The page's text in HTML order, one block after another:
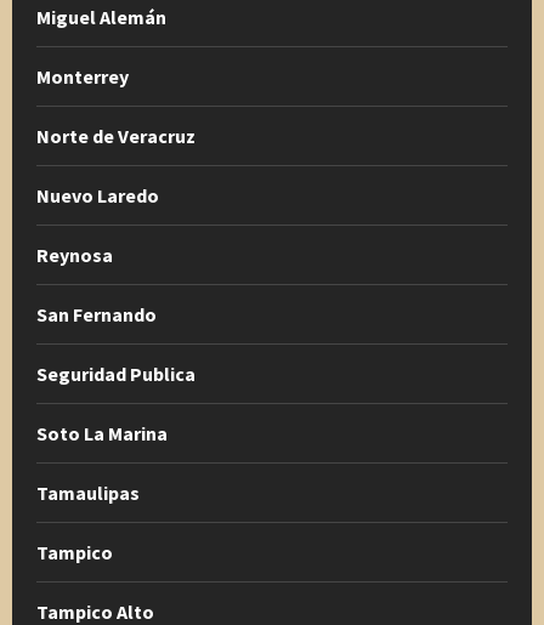
Miguel Alemán
Monterrey
Norte de Veracruz
Nuevo Laredo
Reynosa
San Fernando
Seguridad Publica
Soto La Marina
Tamaulipas
Tampico
Tampico Alto